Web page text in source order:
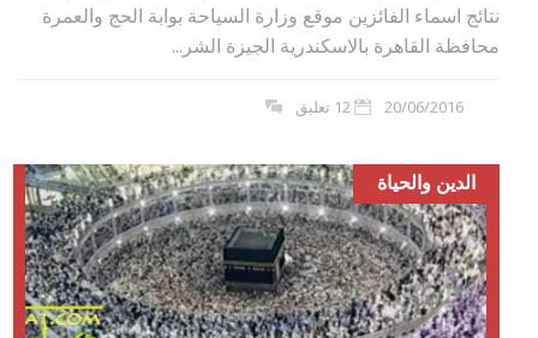
نتائج اسماء الفائزين موقع وزارة السياحة بوابة الحج والعمرة
محافظة القاهرة بالاسكندرية الجيزة الشر...
20/06/2016 12 تعليق
الدين والحياة